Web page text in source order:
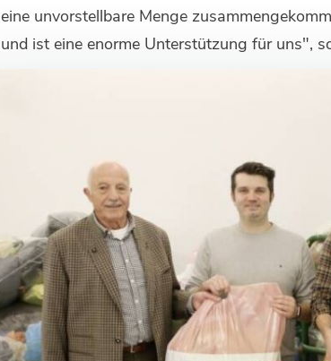
eine unvorstellbare Menge
und ist eine enorme Unterstützung für uns",